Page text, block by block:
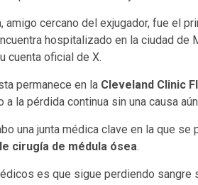
cercano del exjugador, fue el
hospitalizado en la ciudad de
cuenta oficial de X.
permanece en la Cleveland Clinic
a la pérdida continua sin una causa
una junta médica clave en la que
cirugía de médula ósea.
es que sigue perdiendo sangre